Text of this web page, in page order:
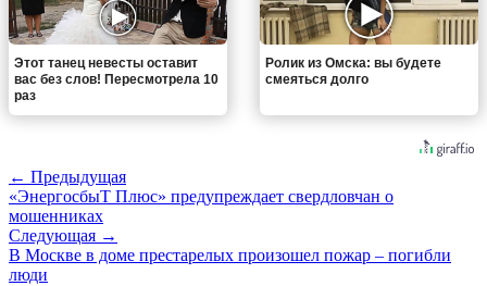
Этот танец невесты оставит
вас без слов! Пересмотрела 10
раз
Ролик из Омска: вы будете
смеяться долго
← Предыдущая
«ЭнергосбыТ Плюс» предупреждает свердловчан о
мошенниках
Следующая →
В Москве в доме престарелых произошел пожар – погибли
люди